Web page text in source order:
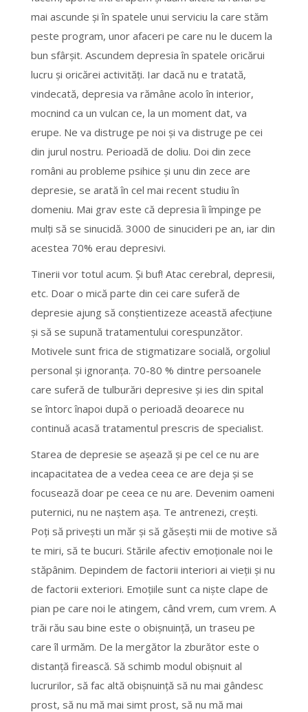
mai ascunde şi în spatele unui serviciu la care stăm
peste program, unor afaceri pe care nu le ducem la
bun sfârşit. Ascundem depresia în spatele oricărui
lucru şi oricărei activităţi. Iar dacă nu e tratată,
vindecată, depresia va rămâne acolo în interior,
mocnind ca un vulcan ce, la un moment dat, va
erupe. Ne va distruge pe noi şi va distruge pe cei
din jurul nostru. Perioadă de doliu. Doi din zece
români au probleme psihice şi unu din zece are
depresie, se arată în cel mai recent studiu în
domeniu. Mai grav este că depresia îi împinge pe
mulţi să se sinucidă. 3000 de sinucideri pe an, iar din
acestea 70% erau depresivi.
Tinerii vor totul acum. Şi buf! Atac cerebral, depresii,
etc. Doar o mică parte din cei care suferă de
depresie ajung să conştientizeze această afecţiune
şi să se supună tratamentului corespunzător.
Motivele sunt frica de stigmatizare socială, orgoliul
personal şi ignoranţa. 70-80 % dintre persoanele
care suferă de tulburări depresive şi ies din spital
se întorc înapoi după o perioadă deoarece nu
continuă acasă tratamentul prescris de specialist.
Starea de depresie se aşează şi pe cel ce nu are
incapacitatea de a vedea ceea ce are deja şi se
focusează doar pe ceea ce nu are. Devenim oameni
puternici, nu ne naștem așa. Te antrenezi, creşti.
Poţi să priveşti un măr şi să găseşti mii de motive să
te miri, să te bucuri. Stările afectiv emoţionale noi le
stăpânim. Depindem de factorii interiori ai vieţii şi nu
de factorii exteriori. Emoţiile sunt ca nişte clape de
pian pe care noi le atingem, când vrem, cum vrem. A
trăi rău sau bine este o obişnuinţă, un traseu pe
care îl urmăm. De la mergător la zburător este o
distanţă firească. Să schimb modul obişnuit al
lucrurilor, să fac altă obişnuinţă să nu mai gândesc
prost, să nu mă mai simt prost, să nu mă mai